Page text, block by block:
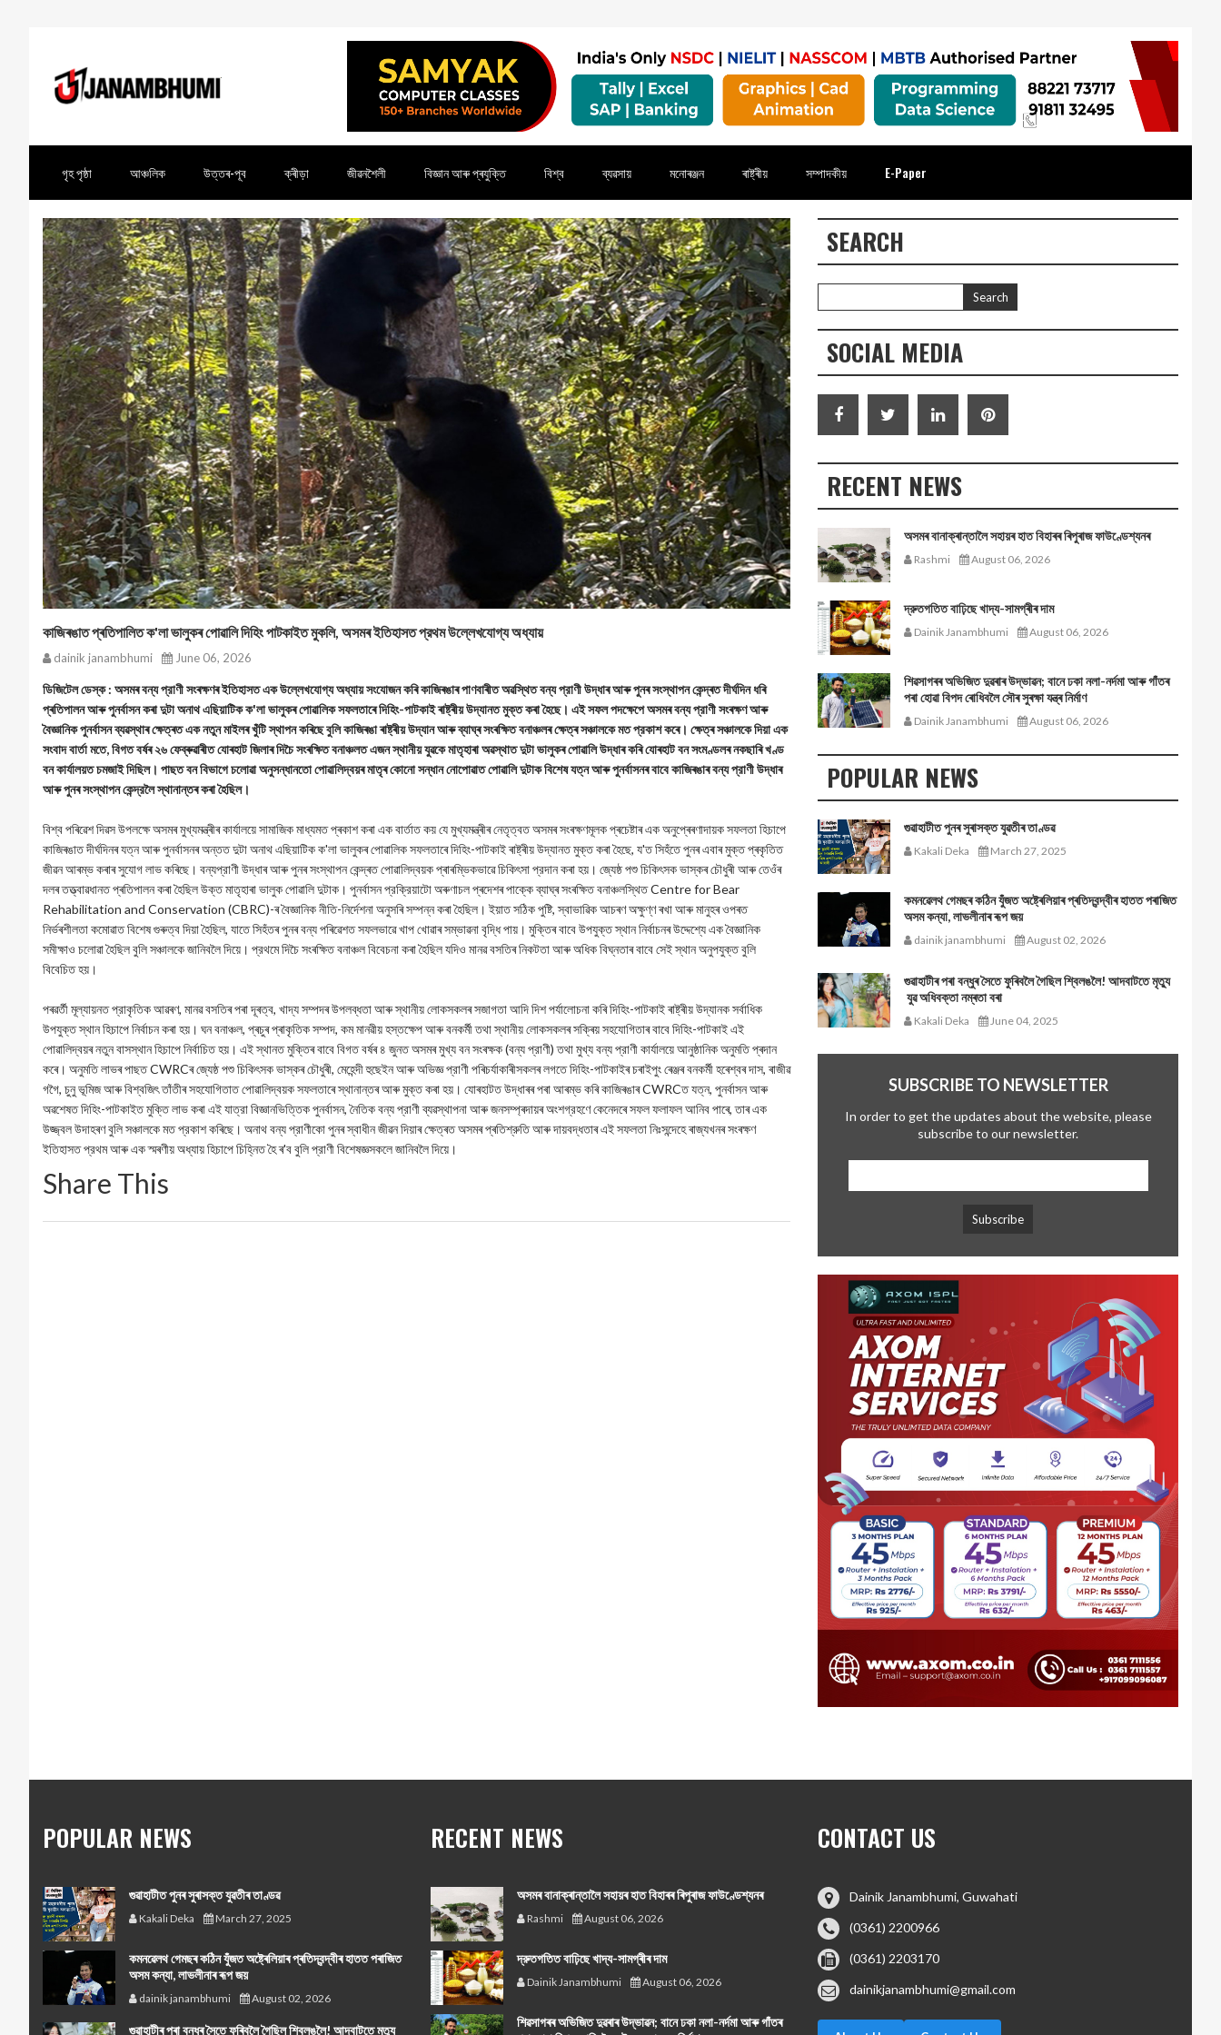
গৃহ পৃষ্ঠা আঞ্চলিক উত্তৰ-পূব ক্ৰীড়া জীৱনশৈলী বিজ্ঞান আৰু প্ৰযুক্তি বিশ্ব ব্যৱসায় মনোৰঞ্জন ৰাষ্ট্ৰীয় সম্পাদকীয় E-Paper
কাজিৰঙাত প্ৰতিপালিত ক'লা ভালুকৰ পোৱালি দিহিং পাটকাইত মুকলি, অসমৰ ইতিহাসত প্রথম উল্লেখযোগ্য অধ্যায়
dainik janambhumi June 06, 2026
ডিজিটেল ডেস্ক : অসমৰ বন্য প্রাণী সংৰক্ষণৰ ইতিহাসত এক উল্লেখযোগ্য অধ্যায় সংযোজন কৰি কাজিৰঙাৰ পাণবাৰীত অৱস্থিত বন্য প্রাণী উদ্ধাৰ আৰু পুনৰ সংস্থাপন কেন্দ্ৰত দীর্ঘদিন ধৰি
প্ৰতিপালন আৰু পুনর্বাসন কৰা দুটা অনাথ এছিয়াটিক ক'লা ভালুকৰ পোৱালিক সফলতাৰে দিহিং-পাটকাই ৰাষ্ট্ৰীয় উদ্যানত মুক্ত কৰা হৈছে। এই সফল পদক্ষেপে অসমৰ বন্য প্রাণী সংৰক্ষণ আৰু
বৈজ্ঞানিক পুনর্বাসন ব্যৱস্থাৰ ক্ষেত্ৰত এক নতুন মাইলৰ খুঁটি স্থাপন কৰিছে বুলি কাজিৰঙা ৰাষ্ট্ৰীয় উদ্যান আৰু ব্যাঘ্ৰ সংৰক্ষিত বনাঞ্চলৰ ক্ষেত্ৰ সঞ্চালকে মত প্রকাশ কৰে। ক্ষেত্ৰ সঞ্চালকে দিয়া এক
সংবাদ বাৰ্তা মতে, বিগত বৰ্ষৰ ২৬ ফেব্ৰুৱাৰীত যোৰহাট জিলাৰ দিচৈ সংৰক্ষিত বনাঞ্চলত এজন স্থানীয় যুৱকে মাতৃহাৰা অৱস্থাত দুটা ভালুকৰ পোৱালি উদ্ধাৰ কৰি যোৰহাট বন সংমণ্ডলৰ নকছাৰি খণ্ড
বন কার্যালয়ত চমজাই দিছিল। পাছত বন বিভাগে চলোৱা অনুসন্ধানতো পোৱালিদ্বয়ৰ মাতৃৰ কোনো সন্ধান নোপোৱাত পোৱালি দুটাক বিশেষ যত্ন আৰু পুনর্বাসনৰ বাবে কাজিৰঙাৰ বন্য প্রাণী উদ্ধাৰ
আৰু পুনৰ সংস্থাপন কেন্দ্রলৈ স্থানান্তৰ কৰা হৈছিল।
বিশ্ব পৰিৱেশ দিৱস উপলক্ষে অসমৰ মুখ্যমন্ত্ৰীৰ কার্যালয়ে সামাজিক মাধ্যমত প্ৰকাশ কৰা এক বাৰ্তাত কয় যে মুখ্যমন্ত্ৰীৰ নেতৃত্বত অসমৰ সংৰক্ষণমূলক প্ৰচেষ্টাৰ এক অনুপ্ৰেৰণাদায়ক সফলতা হিচাপে
কাজিৰঙাত দীর্ঘদিনৰ যত্ন আৰু পুনর্বাসনৰ অন্তত দুটা অনাথ এছিয়াটিক ক'লা ভালুকৰ পোৱালিক সফলতাৰে দিহিং-পাটকাই ৰাষ্ট্ৰীয় উদ্যানত মুক্ত কৰা হৈছে, য'ত সিহঁতে পুনৰ এবাৰ মুক্ত প্ৰকৃতিত
জীৱন আৰম্ভ কৰাৰ সুযোগ লাভ কৰিছে। বন্যপ্রাণী উদ্ধাৰ আৰু পুনৰ সংস্থাপন কেন্দ্ৰত পোৱালিদ্বয়ক প্ৰাৰম্ভিকভাৱে চিকিৎসা প্রদান কৰা হয়। জ্যেষ্ঠ পশু চিকিৎসক ভাস্কৰ চৌধুৰী আৰু তেওঁৰ
দলৰ তত্ত্বাৱধানত প্ৰতিপালন কৰা হৈছিল উক্ত মাতৃহাৰা ভালুক পোৱালি দুটাক। পুনর্বাসন প্রক্রিয়াটো অৰুণাচল প্ৰদেশৰ পাক্কে ব্যাঘ্ৰ সংৰক্ষিত বনাঞ্চলস্থিত Centre for Bear
Rehabilitation and Conservation (CBRC)-ৰ বৈজ্ঞানিক নীতি-নির্দেশনা অনুসৰি সম্পন্ন কৰা হৈছিল। ইয়াত সঠিক পুষ্টি, স্বাভাৱিক আচৰণ অক্ষুণ্ণ ৰখা আৰু মানুহৰ ওপৰত
নিৰ্ভৰশীলতা কমোৱাত বিশেষ গুৰুত্ব দিয়া হৈছিল, যাতে সিহঁতৰ পুনৰ বন্য পৰিৱেশত সফলভাৱে খাপ খোৱাৰ সম্ভাৱনা বৃদ্ধি পায়। মুক্তিৰ বাবে উপযুক্ত স্থান নির্বাচনৰ উদ্দেশ্যে এক বৈজ্ঞানিক
সমীক্ষাও চলোৱা হৈছিল বুলি সঞ্চালকে জানিবলৈ দিয়ে। প্রথমে দিচৈ সংৰক্ষিত বনাঞ্চল বিবেচনা কৰা হৈছিল যদিও মানৱ বসতিৰ নিকটতা আৰু অধিক বিঘ্নতাৰ বাবে সেই স্থান অনুপযুক্ত বুলি
বিবেচিত হয়।
পৰৱৰ্তী মূল্যায়নত প্রাকৃতিক আৱৰণ, মানৱ বসতিৰ পৰা দূৰত্ব, খাদ্য সম্পদৰ উপলব্ধতা আৰু স্থানীয় লোকসকলৰ সজাগতা আদি দিশ পৰ্যালোচনা কৰি দিহিং-পাটকাই ৰাষ্ট্ৰীয় উদ্যানক সর্বাধিক
উপযুক্ত স্থান হিচাপে নির্বাচন কৰা হয়। ঘন বনাঞ্চল, প্ৰচুৰ প্ৰাকৃতিক সম্পদ, কম মানৱীয় হস্তক্ষেপ আৰু বনকর্মী তথা স্থানীয় লোকসকলৰ সক্ৰিয় সহযোগিতাৰ বাবে দিহিং-পাটকাই এই
পোৱালিদ্বয়ৰ নতুন বাসস্থান হিচাপে নির্বাচিত হয়। এই স্থানত মুক্তিৰ বাবে বিগত বৰ্ষৰ ৪ জুনত অসমৰ মুখ্য বন সংৰক্ষক (বন্য প্রাণী) তথা মুখ্য বন্য প্রাণী কার্যালয়ে আনুষ্ঠানিক অনুমতি প্ৰদান
কৰে। অনুমতি লাভৰ পাছত CWRCৰ জ্যেষ্ঠ পশু চিকিৎসক ভাস্কৰ চৌধুৰী, মেহেন্দী হুছেইন আৰু অভিজ্ঞ প্রাণী পৰিচৰ্যাকাৰীসকলৰ লগতে দিহিং-পাটকাইৰ চৰাইপুং ৰেঞ্জৰ বনকৰ্মী হৰেশ্বৰ দাস, ৰাজীৱ
গগৈ, চুনু ভূমিজ আৰু বিশ্বজিৎ তাঁতীৰ সহযোগিতাত পোৱালিদ্বয়ক সফলতাৰে স্থানান্তৰ আৰু মুক্ত কৰা হয়। যোৰহাটত উদ্ধাৰৰ পৰা আৰম্ভ কৰি কাজিৰঙাৰ CWRCত যত্ন, পুনর্বাসন আৰু
অৱশেষত দিহিং-পাটকাইত মুক্তি লাভ কৰা এই যাত্রা বিজ্ঞানভিত্তিক পুনর্বাসন, নৈতিক বন্য প্রাণী ব্যৱস্থাপনা আৰু জনসম্প্ৰদায়ৰ অংশগ্রহণে কেনেদৰে সফল ফলাফল আনিব পাৰে, তাৰ এক
উজ্জ্বল উদাহৰণ বুলি সঞ্চালকে মত প্রকাশ কৰিছে। অনাথ বন্য প্রাণীকো পুনৰ স্বাধীন জীৱন দিয়াৰ ক্ষেত্ৰত অসমৰ প্ৰতিশ্রুতি আৰু দায়বদ্ধতাৰ এই সফলতা নিঃসন্দেহে ৰাজ্যখনৰ সংৰক্ষণ
ইতিহাসত প্রথম আৰু এক স্মৰণীয় অধ্যায় হিচাপে চিহ্নিত হৈ ৰ'ব বুলি প্রাণী বিশেষজ্ঞসকলে জানিবলৈ দিয়ে।
Share This
SEARCH
SOCIAL MEDIA
RECENT NEWS
অসমৰ বানাক্ৰান্তালৈ সহায়ৰ হাত বিহাৰৰ ৰিপুৰাজ ফাউণ্ডেশ্যনৰ
Rashmi August 06, 2026
দ্রুতগতিত বাঢ়িছে খাদ্য-সামগ্ৰীৰ দাম
Dainik Janambhumi August 06, 2026
শিৱসাগৰৰ অভিজিত দুৱৰাৰ উদ্ভাৱন; বানে ঢকা নলা-নৰ্দমা আৰু গাঁতৰ
পৰা হোৱা বিপদ ৰোধিবলৈ সৌৰ সুৰক্ষা যন্ত্ৰ নিৰ্মাণ
Dainik Janambhumi August 06, 2026
POPULAR NEWS
গুৱাহাটীত পুনৰ সুৰাসক্ত যুৱতীৰ তাণ্ডৱ
Kakali Deka March 27, 2025
কমনৱেলথ গেমছৰ কঠিন যুঁজত অষ্ট্ৰেলিয়াৰ প্ৰতিদ্বন্দ্বীৰ হাতত পৰাজিত
অসম কন্যা, লাভলীনাৰ ৰূপ জয়
dainik janambhumi August 02, 2026
গুৱাহাটীৰ পৰা বন্ধুৰ সৈতে ফুৰিবলৈ গৈছিল শ্বিলঙলৈ! আদবাটতে মৃত্যু
যুৱ অধিবক্তা নম্ৰতা বৰা
Kakali Deka June 04, 2025
SUBSCRIBE TO NEWSLETTER
In order to get the updates about the website, please
subscribe to our newsletter.
POPULAR NEWS
গুৱাহাটীত পুনৰ সুৰাসক্ত যুৱতীৰ তাণ্ডৱ
Kakali Deka March 27, 2025
কমনৱেলথ গেমছৰ কঠিন যুঁজত অষ্ট্ৰেলিয়াৰ প্ৰতিদ্বন্দ্বীৰ হাতত পৰাজিত
অসম কন্যা, লাভলীনাৰ ৰূপ জয়
dainik janambhumi August 02, 2026
গুৱাহাটীৰ পৰা বন্ধুৰ সৈতে ফুৰিবলৈ গৈছিল শ্বিলঙলৈ! আদবাটতে মৃত্যু
RECENT NEWS
অসমৰ বানাক্ৰান্তালৈ সহায়ৰ হাত বিহাৰৰ ৰিপুৰাজ ফাউণ্ডেশ্যনৰ
Rashmi August 06, 2026
দ্রুতগতিত বাঢ়িছে খাদ্য-সামগ্ৰীৰ দাম
Dainik Janambhumi August 06, 2026
শিৱসাগৰৰ অভিজিত দুৱৰাৰ উদ্ভাৱন; বানে ঢকা নলা-নৰ্দমা আৰু গাঁতৰ
CONTACT US
Dainik Janambhumi, Guwahati
(0361) 2200966
(0361) 2203170
dainikjanambhumi@gmail.com